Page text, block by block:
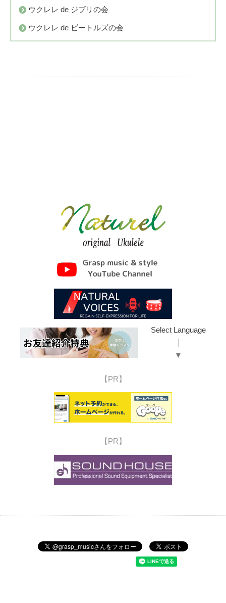
ウクレレ de ジブリの会
ウクレレ de ビートルズの会
Select Language
▼
【PR】
【PR】